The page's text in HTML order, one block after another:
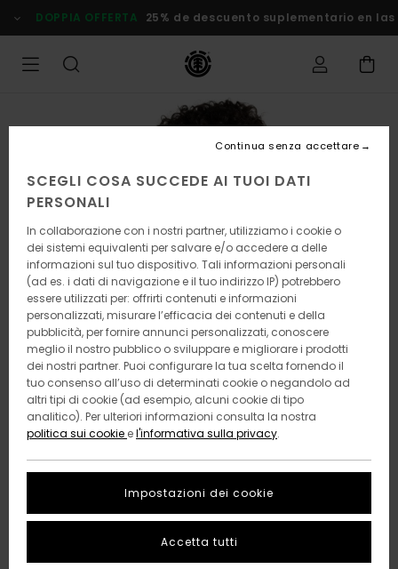
alle
informazioni
prodotto
DOPPIA OFFERTA 25% de descuento suplementario en las
SCEGLI COSA SUCCEDE AI TUOI DATI
PERSONALI
In collaborazione con i nostri partner, utilizziamo i cookie o
dei sistemi equivalenti per salvare e/o accedere a delle
informazioni sul tuo dispositivo. Tali informazioni personali
(ad es. i dati di navigazione e il tuo indirizzo IP) potrebbero
essere utilizzati per: offrirti contenuti e informazioni
personalizzati, misurare l’efficacia dei contenuti e della
pubblicità, per fornire annunci personalizzati, conoscere
meglio il nostro pubblico o sviluppare e migliorare i prodotti
dei nostri partner. Puoi configurare la tua scelta fornendo il
tuo consenso all’uso di determinati cookie o negandolo ad
altri tipi di cookie (ad esempio, alcuni cookie di tipo
analitico). Per ulteriori informazioni consulta la nostra
politica sui cookie el'informativa sulla privacy.
Impostazioni dei cookie
Continua senza accettare
Accetta tutti